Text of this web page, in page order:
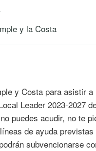
y la Costa
y Costa para asistir
Leader 2023-2027
puedes acudir, no te
de ayuda
subvencionarse